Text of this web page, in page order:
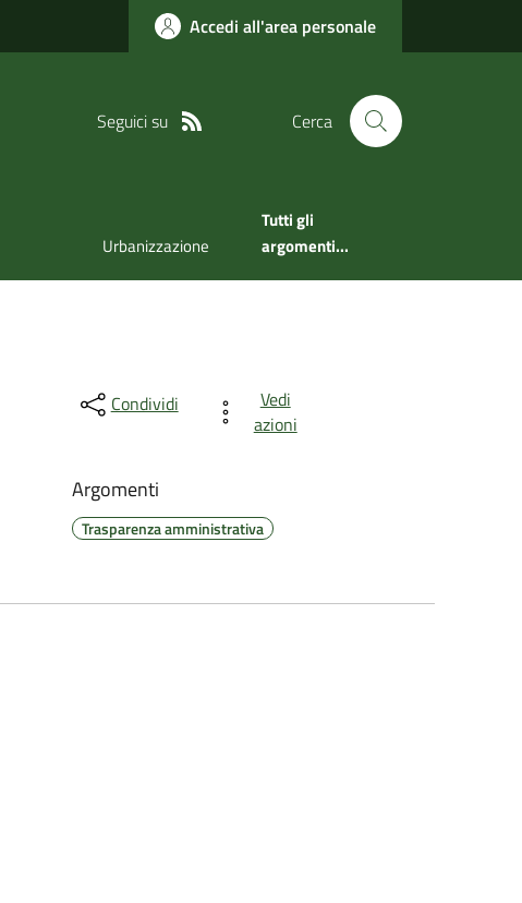
Accedi all'area personale
Seguici su Cerca
Urbanizzazione
Tutti gli
argomenti...
Condividi
Vedi
azioni
Argomenti
Trasparenza amministrativa